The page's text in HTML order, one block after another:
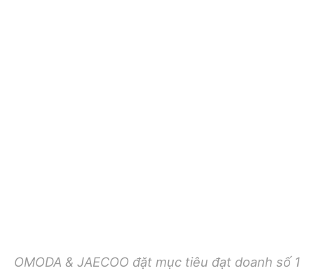
OMODA & JAECOO đặt mục tiêu đạt doanh số 1